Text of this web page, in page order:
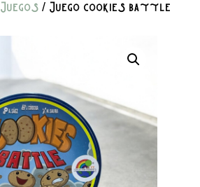
Juegos / Juego cookies battle